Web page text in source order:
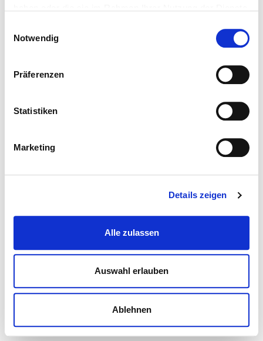
Notwendig
Präferenzen
Statistiken
Marketing
Details zeigen
Alle zulassen
Auswahl erlauben
Ablehnen